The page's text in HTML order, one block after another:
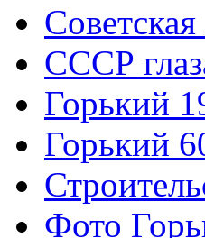
СССР
Горький
Горький
Фото